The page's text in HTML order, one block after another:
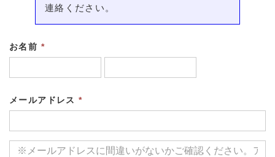
連絡ください。
お名前 *
メールアドレス*